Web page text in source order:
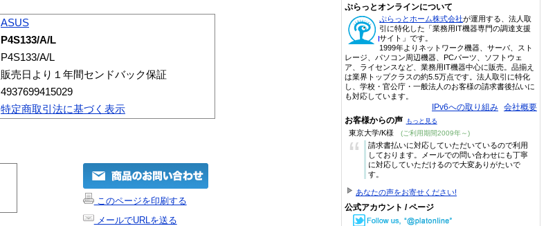
ASUS
P4S133/A/L
P4S133/A/L
販売日より１年間センドバック保証
4937699415029
特定商取引法に基づく表示
このページを印刷する
メールでURLを送る
ぷらっとオンラインについて
ぷらっとホーム株式会社が運用する、法人取
引に特化した「業務用IT機器専門の調達支援
サイト」です。
1999年よりネットワーク機器、サーバ、スト
レージ、パソコン周辺機器、PCパーツ、ソフトウェ
ア、ライセンスなど、業務用IT機器中心に販売。品揃え
は業界トップクラスの約5.5万点です。法人取引に特化
し、学校・官公庁・一般法人のお客様の請求書後払いに
も対応しています。
IPv6への取り組み 会社概要
お客様からの声 もっと見る
東京大学/K様 (ご利用期間2009年～)
“
請求書払いに対応していただいているので利用
しております。メールでの問い合わせにも丁寧
に対応していただけるので大変ありがたいで
す。
あなたの声をお寄せください!
公式アカウント / ページ